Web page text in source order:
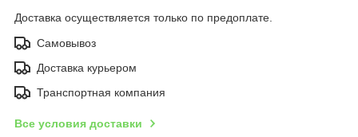
Доставка осуществляется только по предоплате.
Самовывоз
Доставка курьером
Транспортная компания
Все условия доставки